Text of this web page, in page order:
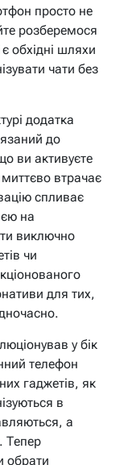
просто не
розберемося
обхідні шляхи
чати без
додатка
до
ви активуєте
втрачає
спливає
на
виключно
чи
для тих,
у бік
телефон
гаджетів, як
в
а
Тепер
обрати